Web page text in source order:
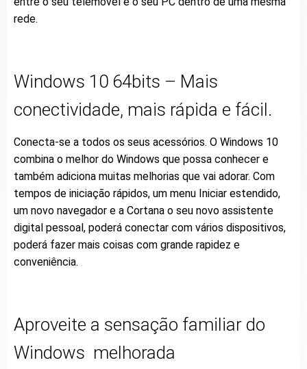
rede.
Windows 10 64bits – Mais
conectividade, mais rápida e fácil.
Conecta-se a todos os seus acessórios. O Windows 10
combina o melhor do Windows que possa conhecer e
também adiciona muitas melhorias que vai adorar. Com
tempos de iniciação rápidos, um menu Iniciar estendido,
um novo navegador e a Cortana o seu novo assistente
digital pessoal, poderá conectar com vários dispositivos,
poderá fazer mais coisas com grande rapidez e
conveniência.
Aproveite a sensação familiar do
Windows melhorada